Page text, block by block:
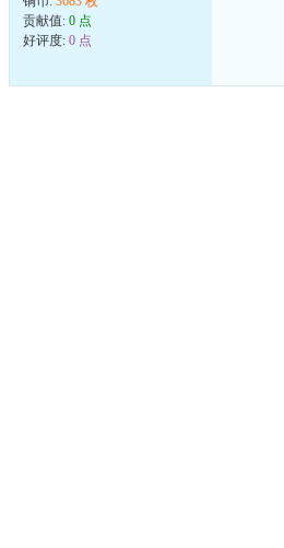
贡献值: 0 点
好评度: 0 点